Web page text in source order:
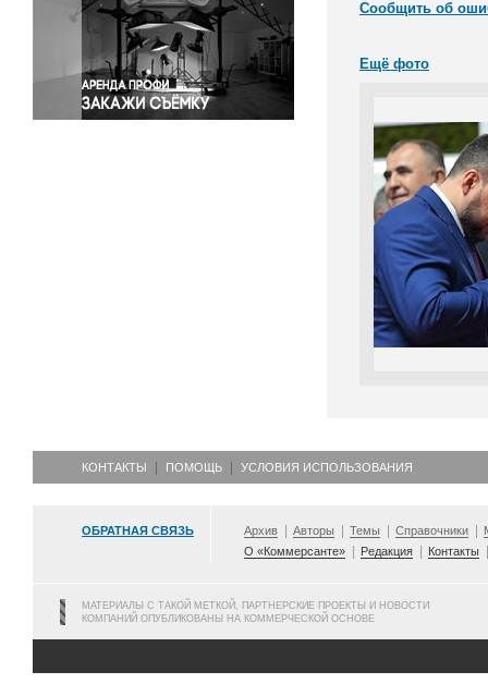
Спорт
Экология
Экономика и бизнес
Сообщить об
Ещё фото
КОНТАКТЫ ПОМОЩЬ УСЛОВИЯ ИСПОЛЬЗОВАНИЯ
ОБРАТНАЯ СВЯЗЬ Архив Авторы Темы Справочники
О «Коммерсанте»
Редакция Контакты
МАТЕРИАЛЫ С ТАКОЙ МЕТКОЙ, ПАРТНЕРСКИЕ ПРОЕКТЫ И НОВОСТИ
КОМПАНИЙ ОПУБЛИКОВАНЫ НА КОММЕРЧЕСКОЙ ОСНОВЕ